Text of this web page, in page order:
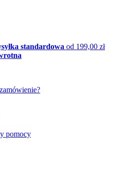
standardowa od 199,00 zł
pomocy